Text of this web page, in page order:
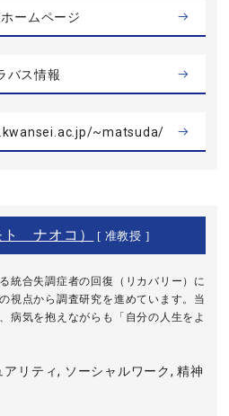
ームページ
バス情報
~matsuda/
ナオコ） [ 准教授 ]
統合失調症者の回復（リカバリー）に
視点から調査研究を進めています。当
病気を抱えながらも「自分の人生をよ
アリティ, ソーシャルワーク, 精神